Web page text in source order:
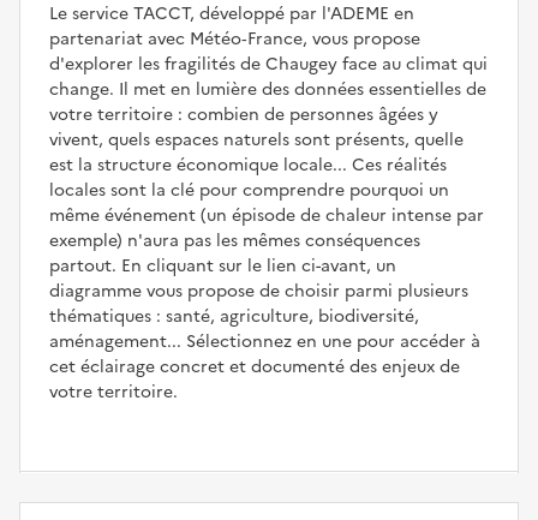
Le service TACCT, développé par l'ADEME en
partenariat avec Météo‑France, vous propose
d'explorer les fragilités de Chaugey face au climat qui
change. Il met en lumière des données essentielles de
votre territoire : combien de personnes âgées y
vivent, quels espaces naturels sont présents, quelle
est la structure économique locale... Ces réalités
locales sont la clé pour comprendre pourquoi un
même événement (un épisode de chaleur intense par
exemple) n'aura pas les mêmes conséquences
partout. En cliquant sur le lien ci-avant, un
diagramme vous propose de choisir parmi plusieurs
thématiques : santé, agriculture, biodiversité,
aménagement... Sélectionnez en une pour accéder à
cet éclairage concret et documenté des enjeux de
votre territoire.